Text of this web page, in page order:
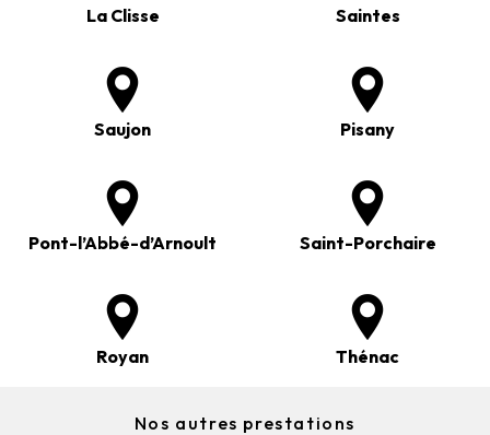
La Clisse Saintes
Saujon Pisany
Pont-l’Abbé-d’Arnoult Saint-Porchaire
Royan Thénac
Nos autres prestations